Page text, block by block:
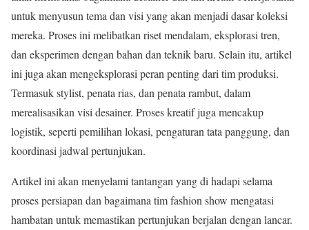
untuk menyusun tema dan visi yang akan menjadi dasar koleksi
mereka. Proses ini melibatkan riset mendalam, eksplorasi tren,
dan eksperimen dengan bahan dan teknik baru. Selain itu, artikel
ini juga akan mengeksplorasi peran penting dari tim produksi.
Termasuk stylist, penata rias, dan penata rambut, dalam
merealisasikan visi desainer. Proses kreatif juga mencakup
logistik, seperti pemilihan lokasi, pengaturan tata panggung, dan
koordinasi jadwal pertunjukan.
Artikel ini akan menyelami tantangan yang di hadapi selama
proses persiapan dan bagaimana tim fashion show mengatasi
hambatan untuk memastikan pertunjukan berjalan dengan lancar.